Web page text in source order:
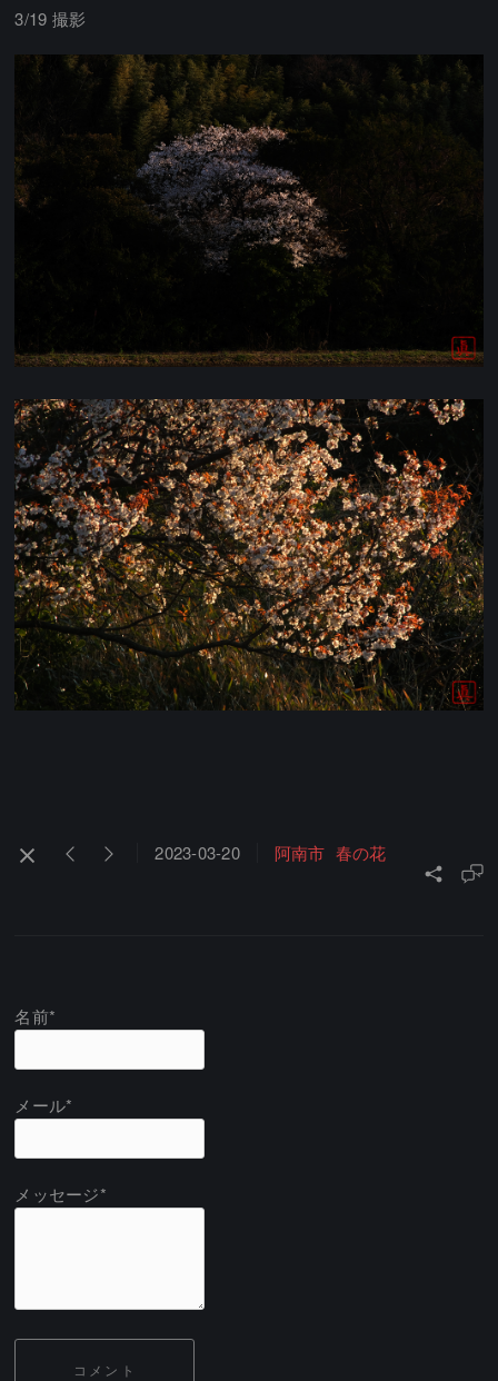
3/19 撮影
2023-03-20 阿南市 春の花
名前*
メール*
メッセージ*
コメント